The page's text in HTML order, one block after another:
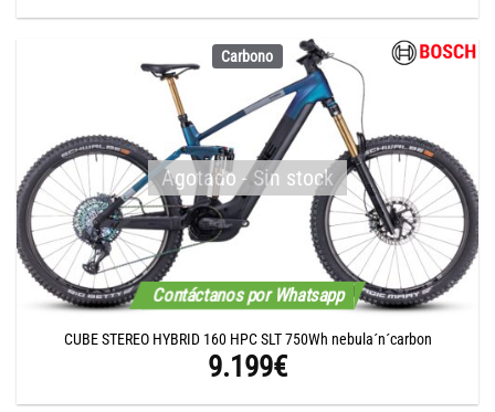
Carbono
Contáctanos por Whatsapp
Agotado - Sin stock
CUBE STEREO HYBRID 160 HPC SLT 750Wh nebula´n´carbon
9.199€